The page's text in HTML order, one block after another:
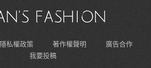
隱私權政策 著作權聲明
廣告合作
我要投稿